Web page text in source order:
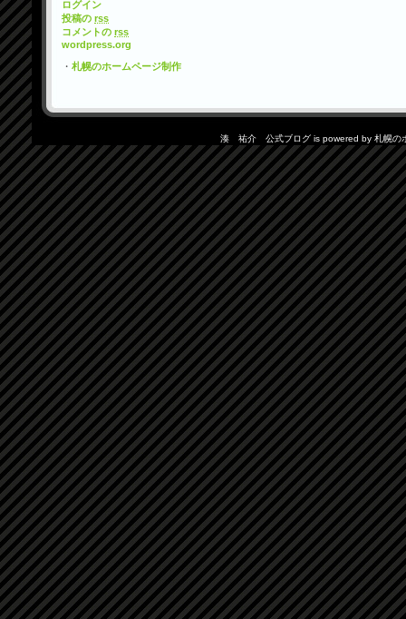
ログイン
投稿の rss
コメントの rss
wordpress.org
・ 札幌のホームページ制作
湊 祐介 公式ブログ is powered by 札幌の